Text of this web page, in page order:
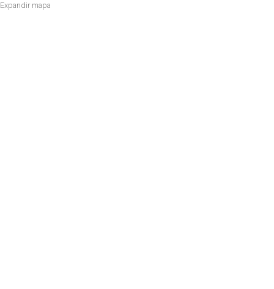
Expandir mapa